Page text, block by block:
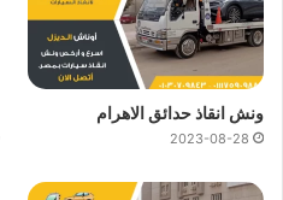
ونش انقاذ حدائق الاهرام
2023-08-28